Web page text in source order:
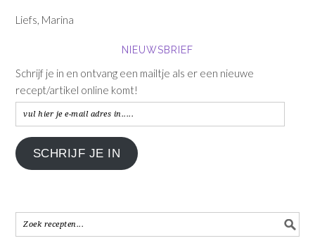
Liefs, Marina
NIEUWSBRIEF
Schrijf je in en ontvang een mailtje als er een nieuwe
recept/artikel online komt!
vul
hier
je
e-
in.....
SCHRIJF JE IN